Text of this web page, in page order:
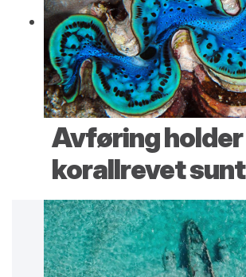
Avføring holder
korallrevet sunt